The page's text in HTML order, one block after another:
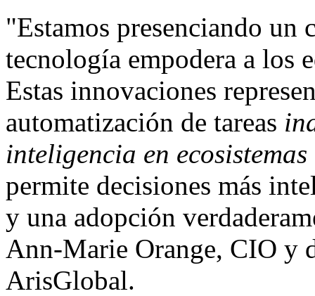
"Estamos presenciando un
tecnología empodera a los
Estas innovaciones
automatización de tareas
inteligencia en
permite decisiones más
y una adopción
Ann-Marie Orange, CIO y
ArisGlobal.